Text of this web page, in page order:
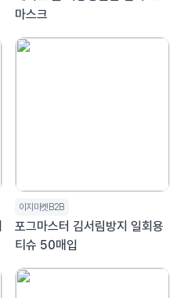
마스크
이지마켓B2B
포그마스터 김서림방지 일회용
티슈 50매입